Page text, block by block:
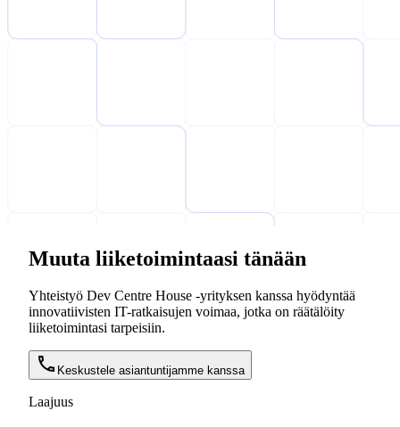
Muuta liiketoimintaasi tänään
Yhteistyö Dev Centre House -yrityksen kanssa hyödyntää
innovatiivisten IT-ratkaisujen voimaa, jotka on räätälöity
liiketoimintasi tarpeisiin.
Keskustele asiantuntijamme kanssa
Laajuus